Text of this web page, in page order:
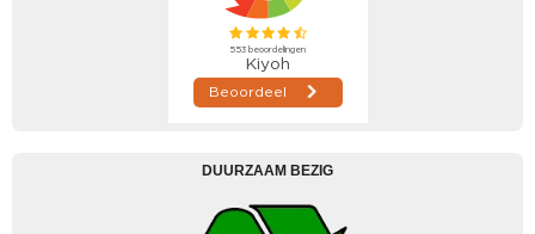
DUURZAAM BEZIG